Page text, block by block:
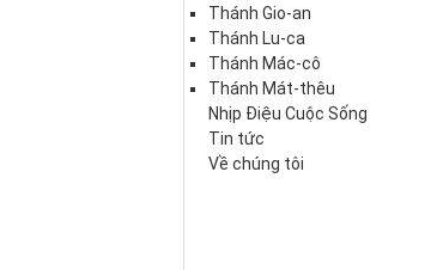
Thánh Gio-an
Thánh Lu-ca
Thánh Mác-cô
Thánh Mát-thêu
Nhịp Điệu Cuộc Sống
Tin tức
Về chúng tôi